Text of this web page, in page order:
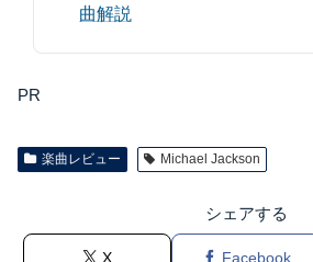
曲解説
PR
楽曲レビュー Michael Jackson
シェアする
X Facebook